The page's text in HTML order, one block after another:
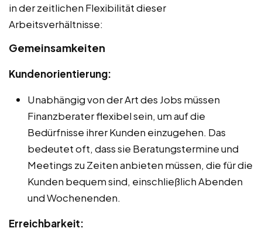
in der zeitlichen Flexibilität dieser
Arbeitsverhältnisse:
Gemeinsamkeiten
Kundenorientierung:
Unabhängig von der Art des Jobs müssen
Finanzberater flexibel sein, um auf die
Bedürfnisse ihrer Kunden einzugehen. Das
bedeutet oft, dass sie Beratungstermine und
Meetings zu Zeiten anbieten müssen, die für die
Kunden bequem sind, einschließlich Abenden
und Wochenenden.
Erreichbarkeit: